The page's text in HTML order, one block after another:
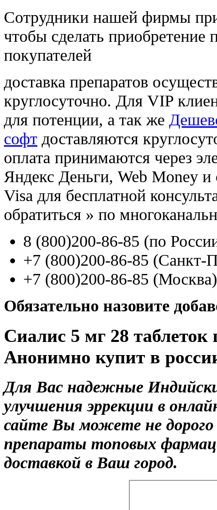
Cотрудники нашей фирмы
чтобы сделать приобретение
покупателей
доставка препаратов
круглосуточно. Для VIP
для потенции, а так же
софт доставляются
оплата принимаются через
Яндекс Деньги, Web Money и
Visa для бесплатной
обратиться » по
8 (800)200-86-85 (по
+7 (800)200-86-85 (Санкт-
+7 (800)200-86-85 (Москва)
Обязательно назовите
Сиалис 5 мг 28 таблеток
Анонимно купит в
Для Вас надежные
улучшения эррекции в
сайте Вы можете не
препараты топовых
доставкой в Ваш город.